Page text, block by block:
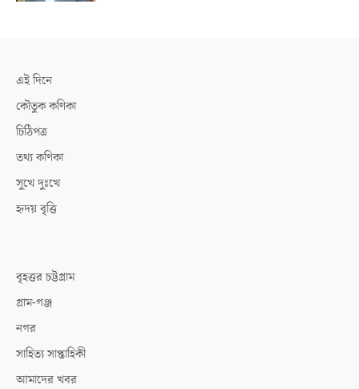
এই দিনে
কৌতুক কণিকা
চিঠিপত্র
তথ্য কণিকা
সুখে দুঃখে
হৃদয় বৃত্তি
বৃহত্তর চট্টগ্রাম
গ্রাম-গঞ্জ
নগর
সাহিত্য সাপ্তাহিকী
আমাদের খবর